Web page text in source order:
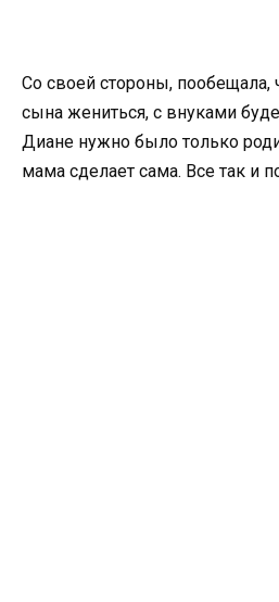
Со своей стороны, пообещала,
сына жениться, с внуками
Диане нужно было только
мама сделает сама. Все так и